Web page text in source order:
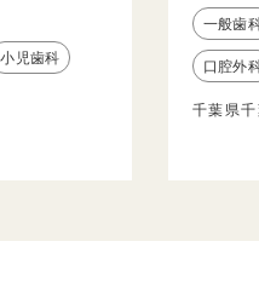
小児歯科
一般歯
口腔外
千葉県